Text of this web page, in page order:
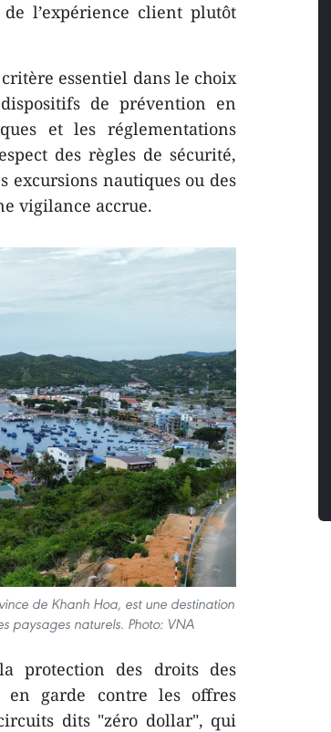
l’expérience client plutôt
essentiel dans le choix
de prévention en
et les réglementations
des règles de sécurité,
excursions nautiques ou des
vigilance accrue.
de Khanh Hoa, est une destination
paysages naturels. Photo: VNA
protection des droits des
en garde contre les offres
dits "zéro dollar", qui